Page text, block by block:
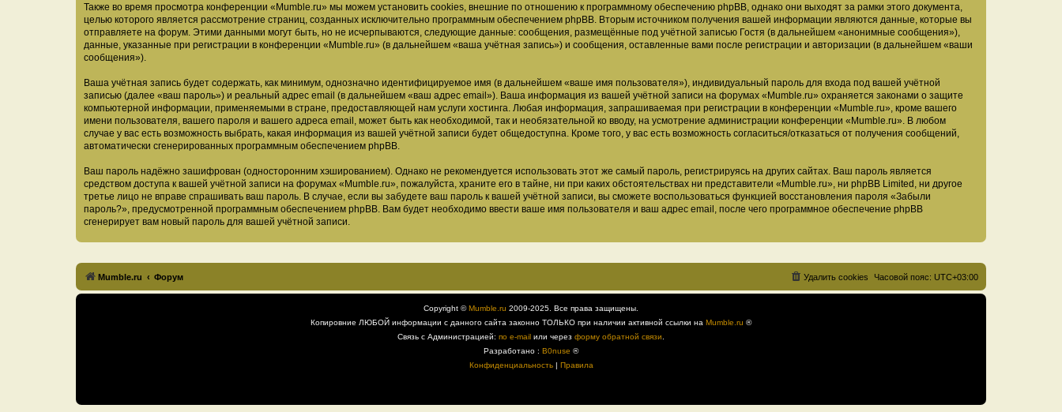
Также во время просмотра конференции «Mumble.ru» мы можем установить cookies, внешние по отношению к программному обеспечению phpBB, однако они выходят за рамки этого документа,
целью которого является рассмотрение страниц, созданных исключительно программным обеспечением phpBB. Вторым источником получения вашей информации являются данные, которые вы
отправляете на форум. Этими данными могут быть, но не исчерпываются, следующие данные: сообщения, размещённые под учётной записью Гостя (в дальнейшем «анонимные сообщения»),
данные, указанные при регистрации в конференции «Mumble.ru» (в дальнейшем «ваша учётная запись») и сообщения, оставленные вами после регистрации и авторизации (в дальнейшем «ваши
сообщения»).
Ваша учётная запись будет содержать, как минимум, однозначно идентифицируемое имя (в дальнейшем «ваше имя пользователя»), индивидуальный пароль для входа под вашей учётной
записью (далее «ваш пароль») и реальный адрес email (в дальнейшем «ваш адрес email»). Ваша информация из вашей учётной записи на форумах «Mumble.ru» охраняется законами о защите
компьютерной информации, применяемыми в стране, предоставляющей нам услуги хостинга. Любая информация, запрашиваемая при регистрации в конференции «Mumble.ru», кроме вашего
имени пользователя, вашего пароля и вашего адреса email, может быть как необходимой, так и необязательной ко вводу, на усмотрение администрации конференции «Mumble.ru». В любом
случае у вас есть возможность выбрать, какая информация из вашей учётной записи будет общедоступна. Кроме того, у вас есть возможность согласиться/отказаться от получения сообщений,
автоматически сгенерированных программным обеспечением phpBB.
Ваш пароль надёжно зашифрован (односторонним хэшированием). Однако не рекомендуется использовать этот же самый пароль, регистрируясь на других сайтах. Ваш пароль является
средством доступа к вашей учётной записи на форумах «Mumble.ru», пожалуйста, храните его в тайне, ни при каких обстоятельствах ни представители «Mumble.ru», ни phpBB Limited, ни другое
третье лицо не вправе спрашивать ваш пароль. В случае, если вы забудете ваш пароль к вашей учётной записи, вы сможете воспользоваться функцией восстановления пароля «Забыли
пароль?», предусмотренной программным обеспечением phpBB. Вам будет необходимо ввести ваше имя пользователя и ваш адрес email, после чего программное обеспечение phpBB
сгенерирует вам новый пароль для вашей учётной записи.
Mumble.ru Форум Часовой пояс: UTC+03:00
Удалить cookies
Copyright ©Mumble.ru 2009-2025. Все права защищены.
Копировние ЛЮБОЙ информации с данного сайта законно ТОЛЬКО при наличии активной ссылки на Mumble.ru ®
Связь с Администрацией: по e-mail или через форму обратной связи
Разработано : B0nuse ®
Конфиденциальность| Правила